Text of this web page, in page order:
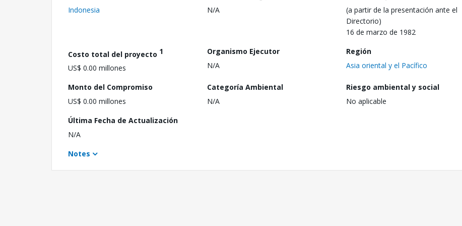
Indonesia
N/A
(a partir de la presentación ante el
Directorio)
16 de marzo de 1982
Costo total del proyecto 1
US$ 0.00 millones
Organismo Ejecutor
N/A
Región
Asia oriental y el Pacífico
Monto del Compromiso
US$ 0.00 millones
Categoría Ambiental
N/A
Riesgo ambiental y social
No aplicable
Última Fecha de Actualización
N/A
Notes